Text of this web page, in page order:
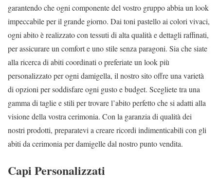
garantendo che ogni componente del vostro gruppo abbia un look
impeccabile per il grande giorno. Dai toni pastello ai colori vivaci,
ogni abito è realizzato con tessuti di alta qualità e dettagli raffinati,
per assicurare un comfort e uno stile senza paragoni. Sia che siate
alla ricerca di abiti coordinati o preferiate un look più
personalizzato per ogni damigella, il nostro sito offre una varietà
di opzioni per soddisfare ogni gusto e budget. Scegliete tra una
gamma di taglie e stili per trovare l’abito perfetto che si adatti alla
visione della vostra cerimonia. Con la garanzia di qualità dei
nostri prodotti, preparatevi a creare ricordi indimenticabili con gli
abiti da cerimonia per damigelle dal nostro punto vendita.
Capi Personalizzati